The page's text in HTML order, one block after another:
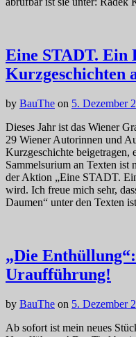
Eine STADT. Ein
Kurzgeschichten
by BauThe on 5. Dezember
Dieses Jahr ist das Wiener
29 Wiener Autorinnen und
Kurzgeschichte beigetragen,
Sammelsurium an Texten ist
der Aktion „Eine STADT.
wird. Ich freue mich sehr,
Daumen“ unter den Texten
„Die
Uraufführung!
by BauThe on 5. Dezember
Ab sofort ist mein neues